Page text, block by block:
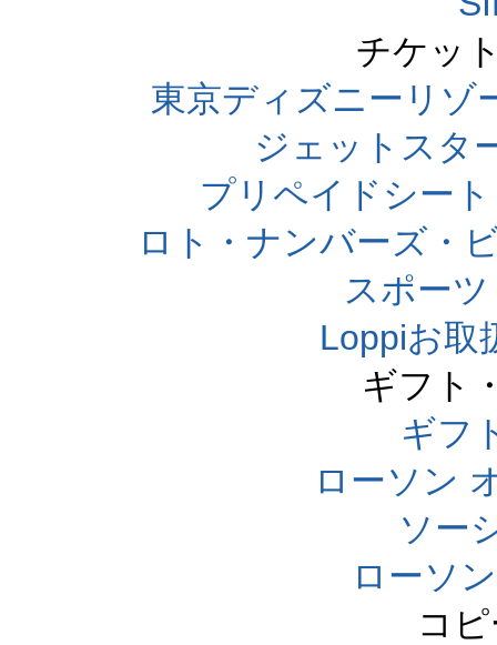
チケッ
東京ディズニーリゾ
ジェットスタ
プリペイドシー
ロト・ナンバーズ・
スポー
Loppiお取
ギフト
ギフ
ローソン
ソー
ローソ
コ